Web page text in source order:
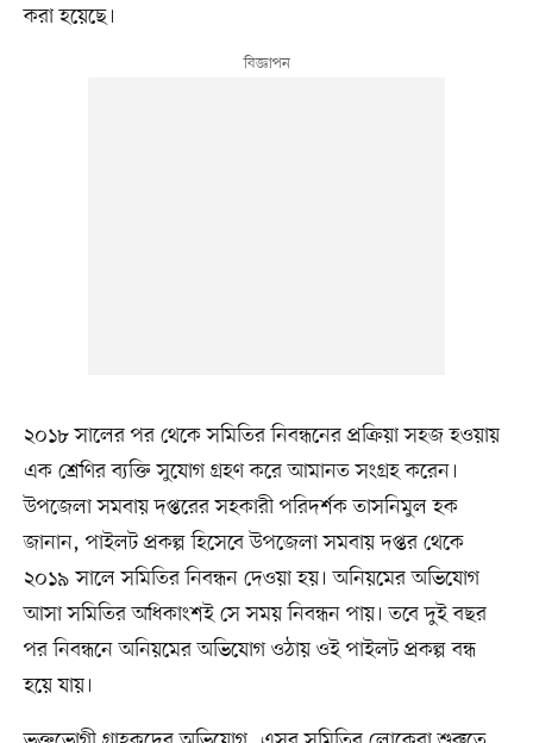
করা হয়েছে।
২০১৮ সালের পর থেকে সমিতির নিবন্ধনের প্রক্রিয়া সহজ হওয়ায়
এক শ্রেণির ব্যক্তি সুযোগ গ্রহণ করে আমানত সংগ্রহ করেন।
উপজেলা সমবায় দপ্তরের সহকারী পরিদর্শক তাসনিমুল হক
জানান, পাইলট প্রকল্প হিসেবে উপজেলা সমবায় দপ্তর থেকে
২০১৯ সালে সমিতির নিবন্ধন দেওয়া হয়। অনিয়মের অভিযোগ
আসা সমিতির অধিকাংশই সে সময় নিবন্ধন পায়। তবে দুই বছর
পর নিবন্ধনে অনিয়মের অভিযোগ ওঠায় ওই পাইলট প্রকল্প বন্ধ
হয়ে যায়।